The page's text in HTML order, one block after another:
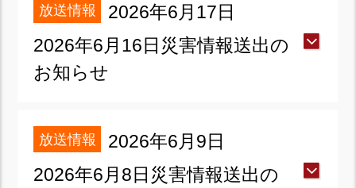
放送情報
2026年6月17日
2026年6月16日災害情報送出の
お知らせ
放送情報
2026年6月9日
2026年6月8日災害情報送出の